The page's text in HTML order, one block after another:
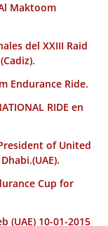
Maktoom
del XXIII Raid
Endurance Ride.
RIDE en
of United
Cup for
(UAE) 10-01-2015